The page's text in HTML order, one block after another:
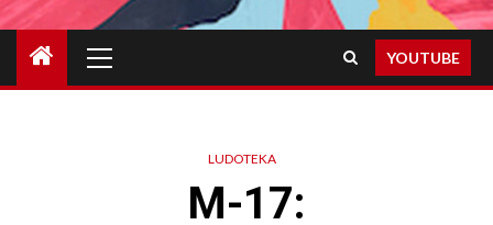
Menu
YOUTUBE
LUDOTEKA
M-17: